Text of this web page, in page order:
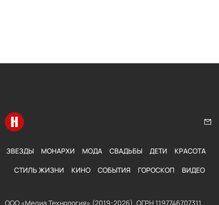
Перейти на главную
ЗВЕЗДЫ МОНАРХИ МОДА СВАДЬБЫ ДЕТИ КРАСОТА
СТИЛЬ ЖИЗНИ КИНО СОБЫТИЯ ГОРОСКОП ВИДЕО
ООО «Медиа Технология» (2019-2026). ОГРН 1197746707311,